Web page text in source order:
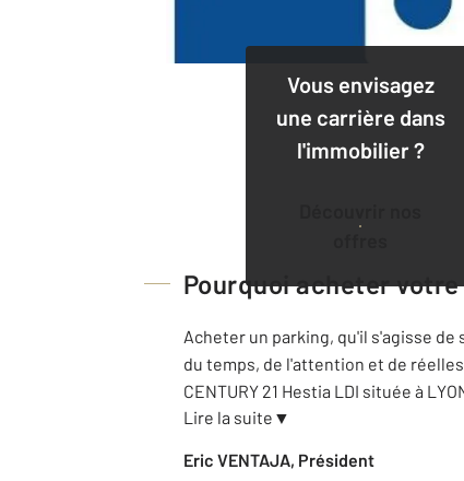
Vous envisagez
une carrière dans
l'immobilier ?
Pourquoi acheter
Acheter un parking, qu'il s'agisse
du temps, de l'attention et de
CENTURY 21 Hestia LDI située à
Lire la suite ▼
Eric VENTAJA, Président